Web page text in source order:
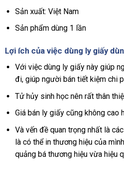
Sản xuất: Việt Nam
Sản phẩm dùng 1 lần
Lợi ích của việc dùng ly giấy
Với việc dùng ly giấy này giúp
đi, giúp người bán tiết kiệm chi
Tử hủy sinh học nên rất thân
Giá bán ly giấy cũng không cao
Và vến đề quan trọng nhất là
là có thể in thương hiệu của
quảng bá thương hiệu vừa hiệu